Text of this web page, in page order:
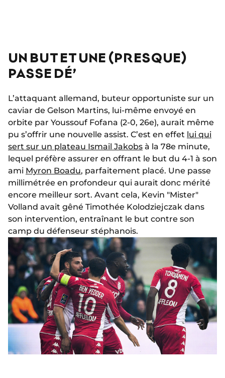
UN BUT ET UNE (PRESQUE)
PASSE DÉ’
L’attaquant allemand, buteur opportuniste sur un
caviar de Gelson Martins, lui-même envoyé en
orbite par Youssouf Fofana (2-0, 26e), aurait même
pu s’offrir une nouvelle assist. C’est en effet lui qui
sert sur un plateau Ismail Jakobs à la 78e minute,
lequel préfère assurer en offrant le but du 4-1 à son
ami Myron Boadu, parfaitement placé. Une passe
millimétrée en profondeur qui aurait donc mérité
encore meilleur sort. Avant cela, Kevin "Mister"
Volland avait gêné Timothée Kolodziejczak dans
son intervention, entraînant le but contre son
camp du défenseur stéphanois.